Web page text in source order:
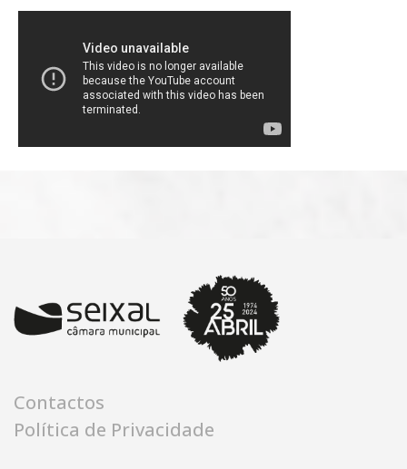
Contactos
Política de Privacidade